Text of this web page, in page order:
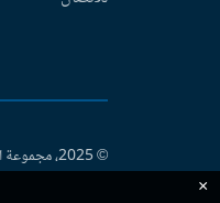
© 2025، مجموعة البنك الدولي جميع الحقوق محفوظة.
×